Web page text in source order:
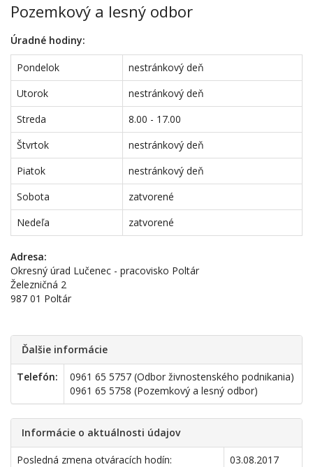
Pozemkový a lesný odbor
Úradné hodiny:
Pondelok
nestránkový deň
Utorok
nestránkový deň
Streda
8.00 - 17.00
Štvrtok
nestránkový deň
Piatok
nestránkový deň
Sobota
zatvorené
Nedeľa
zatvorené
Adresa:
Okresný úrad Lučenec - pracovisko Poltár
Železničná 2
987 01 Poltár
Ďalšie informácie
Telefón:
0961 65 5757 (Odbor živnostenského podnikania)
0961 65 5758 (Pozemkový a lesný odbor)
Informácie o aktuálnosti údajov
Posledná zmena otváracích hodín:
03.08.2017